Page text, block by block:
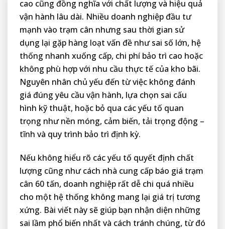
cao cũng đồng nghĩa với chất lượng và hiệu quả
vận hành lâu dài. Nhiều doanh nghiệp đầu tư
mạnh vào trạm cân nhưng sau thời gian sử
dụng lại gặp hàng loạt vấn đề như sai số lớn, hệ
thống nhanh xuống cấp, chi phí bảo trì cao hoặc
không phù hợp với nhu cầu thực tế của kho bãi.
Nguyên nhân chủ yếu đến từ việc không đánh
giá đúng yêu cầu vận hành, lựa chọn sai cấu
hình kỹ thuật, hoặc bỏ qua các yếu tố quan
trọng như nền móng, cảm biến, tải trọng động –
tĩnh và quy trình bảo trì định kỳ.
Nếu không hiểu rõ các yếu tố quyết định chất
lượng cũng như cách nhà cung cấp báo giá trạm
cân 60 tấn, doanh nghiệp rất dễ chi quá nhiều
cho một hệ thống không mang lại giá trị tương
xứng. Bài viết này sẽ giúp bạn nhận diện những
sai lầm phổ biến nhất và cách tránh chúng, từ đó